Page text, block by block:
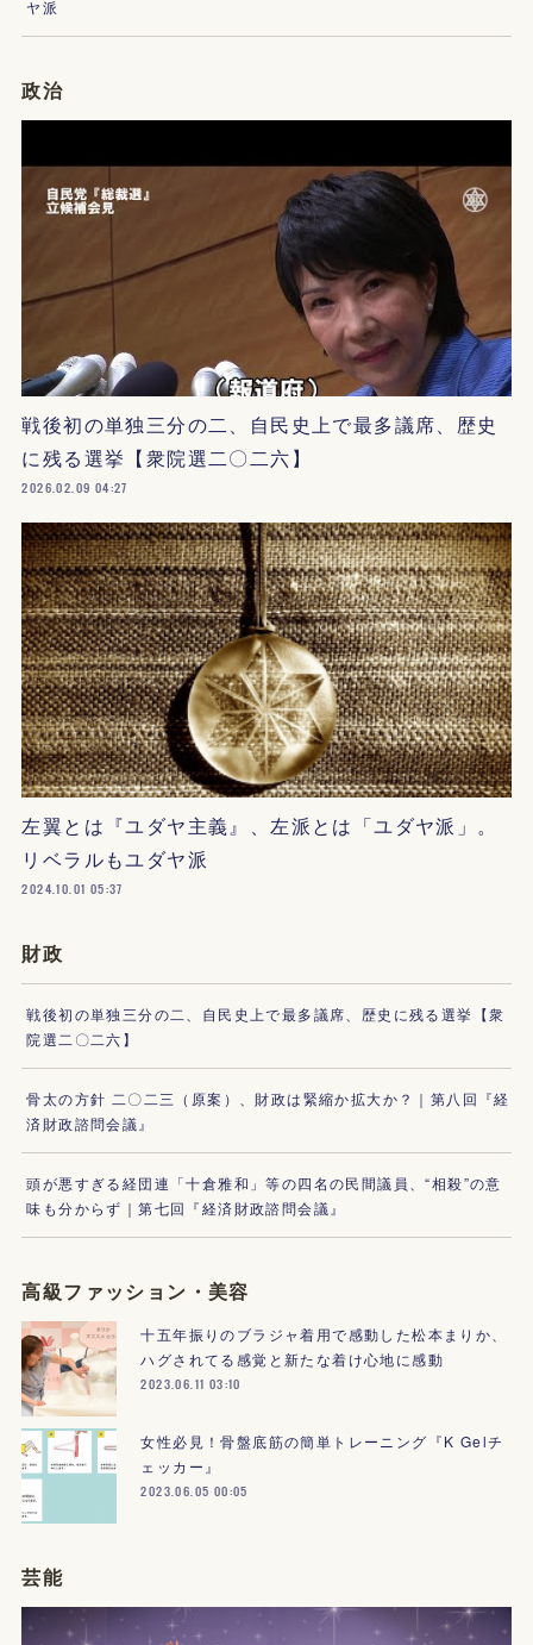
ヤ派
政治
戦後初の単独三分の二、自民史上で最多議席、歴史
に残る選挙【衆院選二〇二六】
2026.02.09 04:27
左翼とは『ユダヤ主義』、左派とは「ユダヤ派」。
リベラルもユダヤ派
2024.10.01 05:37
財政
戦後初の単独三分の二、自民史上で最多議席、歴史に残る選挙【衆
院選二〇二六】
骨太の方針 二〇二三（原案）、財政は緊縮か拡大か？｜第八回『経
済財政諮問会議』
頭が悪すぎる経団連「十倉雅和」等の四名の民間議員、“相殺”の意
味も分からず｜第七回『経済財政諮問会議』
高級ファッション・美容
十五年振りのブラジャ着用で感動した松本まりか、
ハグされてる感覚と新たな着け心地に感動
2023.06.11 03:10
女性必見！骨盤底筋の簡単トレーニング『K Gelチ
ェッカー』
2023.06.05 00:05
芸能